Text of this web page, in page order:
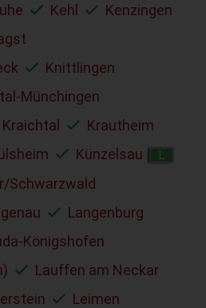
Kehl
Kenzingen
Knittlingen
Münchingen
Kraichtal
Krautheim
Künzelsau
Schwarzwald
Langenburg
Königshofen
Lauffen am Neckar
Leimen